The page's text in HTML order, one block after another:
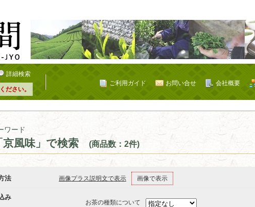
詳細検索
ださい。
会社概要
お問い合せ
ご利用ガイド
ワード
京風味」で検索 (商品数：2件)
法 画像プラス説明文で表示 画像で表示
み
お茶の種類について